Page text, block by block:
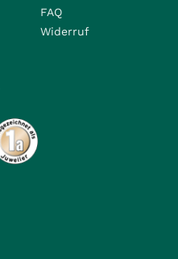
FAQ
Widerruf